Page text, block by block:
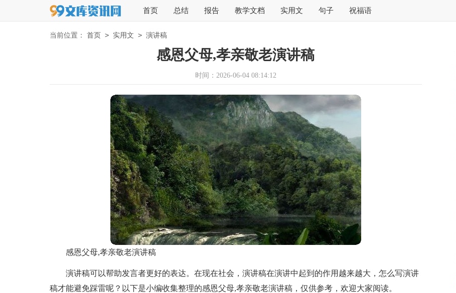
首页 总结 报告 教学文档 实用文 句子 祝福语
当前位置： 首页 > 实用文 > 演讲稿
感恩父母,孝亲敬老演讲稿
时间：2026-06-04 08:14:12
感恩父母,孝亲敬老演讲稿
演讲稿可以帮助发言者更好的表达。在现在社会，演讲稿在演讲中起到的作用越来越大，怎么写演讲
稿才能避免踩雷呢？以下是小编收集整理的感恩父母,孝亲敬老演讲稿，仅供参考，欢迎大家阅读。